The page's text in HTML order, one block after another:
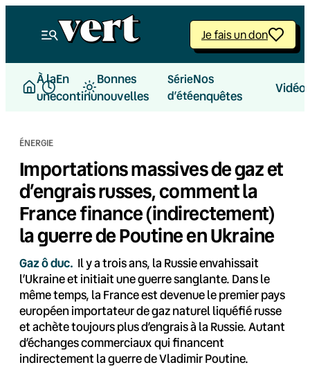
Je fais un don
À la
une
En
continu
Bonnes
nouvelles
Série
d’été
Nos
enquêtes
ÉNERGIE
Importations massives de gaz et
d’engrais russes, comment la
France finance (indirectement)
la guerre de Poutine en Ukraine
Gaz ô duc. Il y a trois ans, la Russie envahissait
l’Ukraine et initiait une guerre sanglante. Dans le
même temps, la France est devenue le premier pays
européen importateur de gaz naturel liquéfié russe
et achète toujours plus d’engrais à la Russie. Autant
d’échanges commerciaux qui financent
indirectement la guerre de Vladimir Poutine.